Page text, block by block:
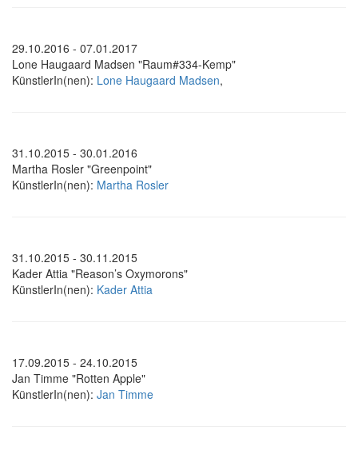
29.10.2016 - 07.01.2017
Lone Haugaard Madsen "Raum#334-Kemp"
KünstlerIn(nen): Lone Haugaard Madsen,
31.10.2015 - 30.01.2016
Martha Rosler "Greenpoint"
KünstlerIn(nen): Martha Rosler
31.10.2015 - 30.11.2015
Kader Attia "Reason’s Oxymorons"
KünstlerIn(nen): Kader Attia
17.09.2015 - 24.10.2015
Jan Timme "Rotten Apple"
KünstlerIn(nen): Jan Timme